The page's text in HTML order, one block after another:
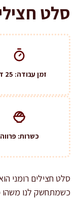
סלט
זמן עבודה: 25 דק'
כשרות: פרווה
סלט חצילים רומני
כשמתחשק לנו משהו